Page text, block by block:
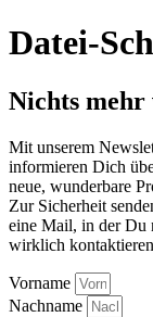
Datei-
Nichts mehr
Mit unserem
informieren Dich
neue, wunderbare
Zur Sicherheit
eine Mail, in der Du
wirklich
Vorname
Nachname